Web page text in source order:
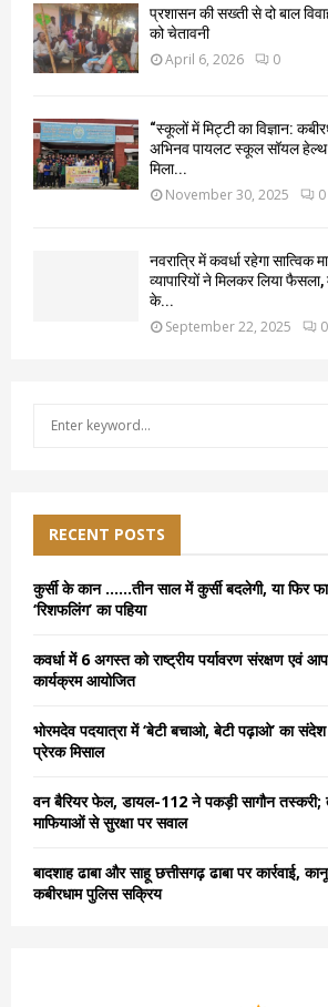
प्रशासन की सख्ती से दो बाल
को चेतावनी
April 6, 2026 0
“स्कूलों में मिट्टी का विज्ञान:
अभिनव पायलट स्कूल सॉयल हेल्थ
मिला...
November 30, 2025 0
नवरात्रि में कवर्धा रहेगा सात्विक
व्यापारियों ने मिलकर लिया फैसला,
के...
September 22, 2025 0
f
o
r
RECENT POSTS
कुर्सी के कान ……तीन साल में कुर्सी बदलेगी, या फिर
‘रिशफलिंग’ का पहिया
कवर्धा में 6 अगस्त को राष्ट्रीय पर्यावरण संरक्षण एवं
कार्यक्रम आयोजित
भोरमदेव पदयात्रा में ‘बेटी बचाओ, बेटी पढ़ाओ’ का
प्रेरक मिसाल
वन बैरियर फेल, डायल-112 ने पकड़ी सागौन
माफियाओं से सुरक्षा पर सवाल
बादशाह ढाबा और साहू छत्तीसगढ़ ढाबा पर कार्रवाई,
कबीरधाम पुलिस सक्रिय